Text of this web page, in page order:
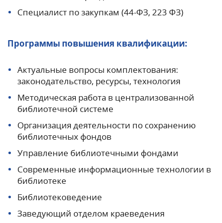
Специалист по закупкам (44-ФЗ, 223 ФЗ)
Программы повышения квалификации:
Актуальные вопросы комплектования:
законодательство, ресурсы, технология
Методическая работа в централизованной
библиотечной системе
Организация деятельности по сохранению
библиотечных фондов
Управление библиотечными фондами
Современные информационные технологии в
библиотеке
Библиотековедение
Заведующий отделом краеведения